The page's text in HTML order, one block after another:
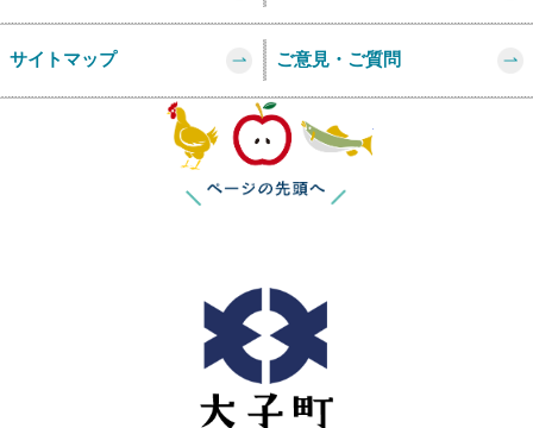
サイトマップ ご意見・ご質問